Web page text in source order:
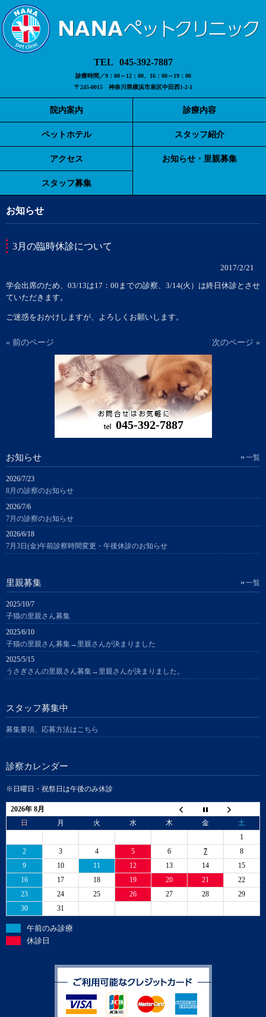
045-392-7887
診療時間／9：00～12：00、16：00～19：00
〒245-0015 神奈川県横浜市泉区中田西1-2-1
院内案内 診療内容
ペットホテル スタッフ紹介
アクセス お知らせ・里親募集
スタッフ募集
お知らせ
3月の臨時休診について
2017/2/21
学会出席のため、03/13は17：00までの診察、3/14(火）は終日休診とさせ
ていただきます。
ご迷惑をおかけしますが、よろしくお願いします。
« 前のページ 次のページ »
045-392-7887
お知らせ 一覧
2026/7/23
8月の診察のお知らせ
2026/7/6
7月の診察のお知らせ
2026/6/18
7月3日(金)午前診察時間変更・午後休診のお知らせ
里親募集 一覧
2025/10/7
子猫の里親さん募集
2025/6/10
子猫の里親さん募集→里親さんが決まりました
2025/5/15
うさぎさんの里親さん募集→里親さんが決まりました。
スタッフ募集中
募集要項、応募方法はこちら
診察カレンダー
※日曜日・祝祭日は午後のみ休診
2026年 8月
日
月 火 水 木 金
土
1
2
3 4 5 6 7
8
9
10 11 12 13 14
15
16
17 18 19 20 21
22
23
24 25 26 27 28
29
30
31
午前のみ診療
休診日